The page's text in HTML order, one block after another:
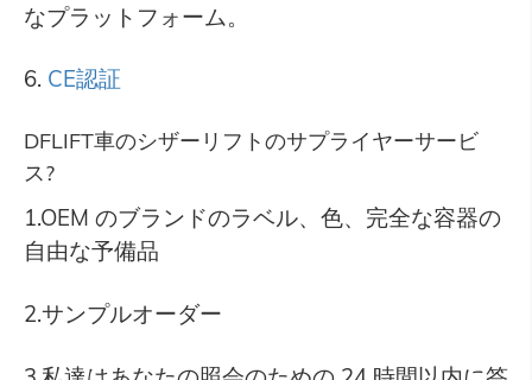
なプラットフォーム。
6. CE認証
DFLIFT車のシザーリフトのサプライヤーサービ
ス?
1.OEM のブランドのラベル、色、完全な容器の
自由な予備品
2.サンプルオーダー